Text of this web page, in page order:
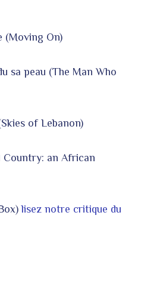
(Moving On)
sa peau (The Man Who
of Lebanon)
Country: an African
lisez notre critique du